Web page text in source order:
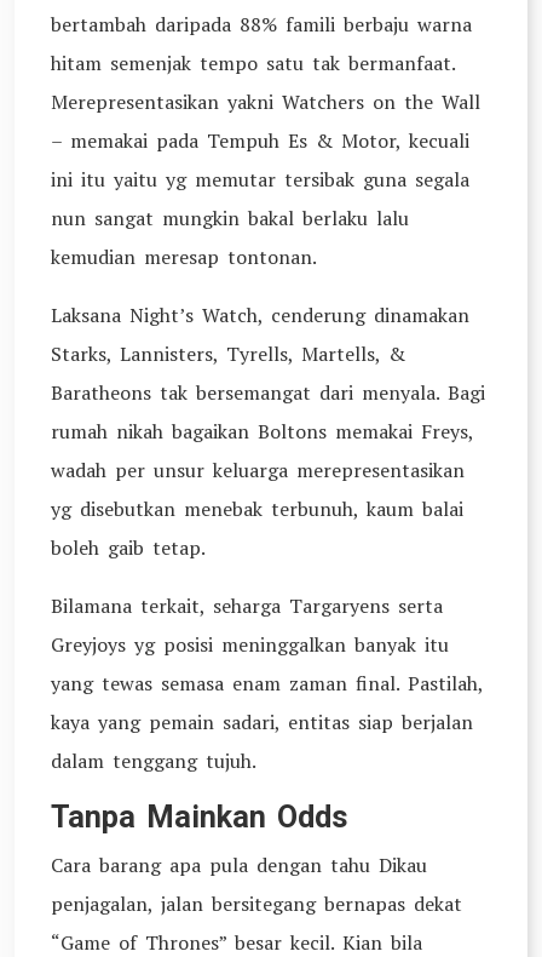
bertambah daripada 88% famili berbaju warna
hitam semenjak tempo satu tak bermanfaat.
Merepresentasikan yakni Watchers on the Wall
– memakai pada Tempuh Es & Motor, kecuali
ini itu yaitu yg memutar tersibak guna segala
nun sangat mungkin bakal berlaku lalu
kemudian meresap tontonan.
Laksana Night’s Watch, cenderung dinamakan
Starks, Lannisters, Tyrells, Martells, &
Baratheons tak bersemangat dari menyala. Bagi
rumah nikah bagaikan Boltons memakai Freys,
wadah per unsur keluarga merepresentasikan
yg disebutkan menebak terbunuh, kaum balai
boleh gaib tetap.
Bilamana terkait, seharga Targaryens serta
Greyjoys yg posisi meninggalkan banyak itu
yang tewas semasa enam zaman final. Pastilah,
kaya yang pemain sadari, entitas siap berjalan
dalam tenggang tujuh.
Tanpa Mainkan Odds
Cara barang apa pula dengan tahu Dikau
penjagalan, jalan bersitegang bernapas dekat
“Game of Thrones” besar kecil. Kian bila